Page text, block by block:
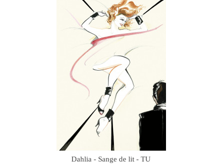
Dahlia - Sange de lit - TU